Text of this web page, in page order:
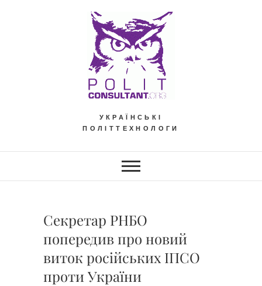
УКРАЇНСЬКІ
ПОЛІТТЕХНОЛОГИ
Секретар РНБО
попередив про новий
виток російських ІПСО
проти України